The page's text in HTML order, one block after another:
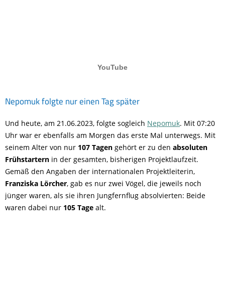
Nepomuk folgte nur einen Tag später
Und heute, am 21.06.2023, folgte sogleich Nepomuk. Mit 07:20
Uhr war er ebenfalls am Morgen das erste Mal unterwegs. Mit
seinem Alter von nur 107 Tagen gehört er zu den absoluten
Frühstartern in der gesamten, bisherigen Projektlaufzeit.
Gemäß den Angaben der internationalen Projektleiterin,
Franziska Lörcher, gab es nur zwei Vögel, die jeweils noch
jünger waren, als sie ihren Jungfernflug absolvierten: Beide
waren dabei nur 105 Tage alt.